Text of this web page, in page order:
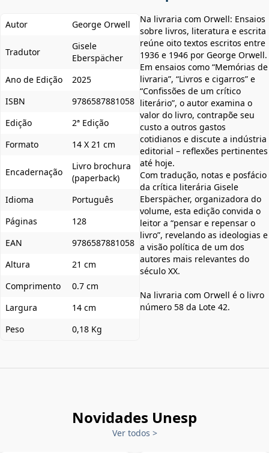
Autor George Orwell
Tradutor
Gisele
Eberspächer
Ano de Edição
2025
ISBN
9786587881058
Edição
2ª Edição
Formato
14 X 21 cm
Encadernação
Livro brochura
(paperback)
Idioma
Português
Páginas
128
EAN
9786587881058
Altura
21 cm
Comprimento
0.7 cm
Largura
14 cm
Peso
0,18 Kg
Na livraria com Orwell: Ensaios
sobre livros, literatura e escrita
reúne oito textos escritos entre
1936 e 1946 por George Orwell.
Em ensaios como “Memórias de
livraria”, “Livros e cigarros” e
“Confissões de um crítico
literário”, o autor examina o
valor do livro, contrapõe seu
custo a outros gastos
cotidianos e discute a indústria
editorial – reflexões pertinentes
até hoje.
Com tradução, notas e posfácio
da crítica literária Gisele
Eberspächer, organizadora do
volume, esta edição convida o
leitor a “pensar e repensar o
livro”, revelando as ideologias e
a visão política de um dos
autores mais relevantes do
século XX.
Na livraria com Orwell é o livro
número 58 da Lote 42.
Novidades Unesp
Ver todos >